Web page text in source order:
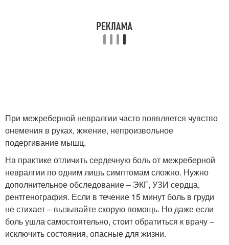
При межреберной невралгии часто появляется чувство
онемения в руках, жжение, непроизвольное
подергивание мышц.
На практике отличить сердечную боль от межреберной
невралгии по одним лишь симптомам сложно. Нужно
дополнительное обследование – ЭКГ, УЗИ сердца,
рентгенография. Если в течение 15 минут боль в груди
не стихает – вызывайте скорую помощь. Но даже если
боль ушла самостоятельно, стоит обратиться к врачу –
исключить состояния, опасные для жизни.